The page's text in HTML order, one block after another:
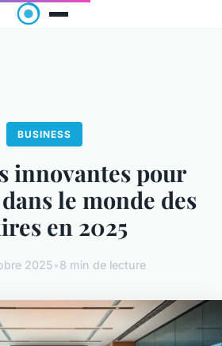
BUSINESS
innovantes pour
le monde des
en 2025
2025•8 min de lecture